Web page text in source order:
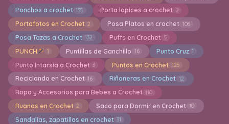
Ponchos a crochet 135 Porta lapices a crochet 2
Portafotos en Crochet 2 Posa Platos en crochet 105
Posa Tazas a Crochet 132 Puffs en Crochet 5
PUNCH 1 Puntillas de Ganchillo 16 Punto Cruz 1
Punto Intarsia a Crochet 3 Puntos en Crochet 125
Reciclando en Crochet 16 Riñoneras en Crochet 12
Ropa y Accesorios para Bebes a Crochet 110
Ruanas en Crochet 2 Saco para Dormir en Crochet 10
Sandalias, zapatillas en crochet 31